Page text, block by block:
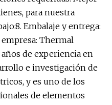
para nuestra
Embalaje y entrega:
empresa: Thermal
de experiencia en
e investigación de
y es uno de los
de elementos